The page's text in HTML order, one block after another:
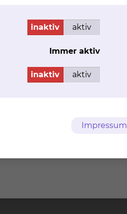
inaktiv aktiv
Immer aktiv
inaktiv aktiv
Impressum